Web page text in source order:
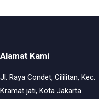
Alamat Kami
Jl. Raya Condet, Cililitan, Kec.
Kramat jati, Kota Jakarta